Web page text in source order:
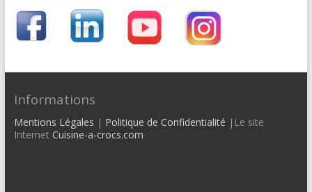
Informations
Mentions Légales | Politique de Confidentialité |Le site
Internet Cuisine-a-crocs.com